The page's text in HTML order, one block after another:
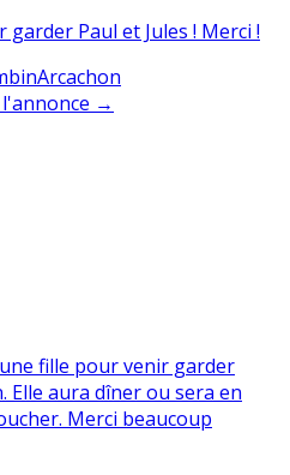
garder Paul et Jules ! Merci !
Arcachon
→
fille pour venir garder
Elle aura dîner ou sera en
Merci beaucoup